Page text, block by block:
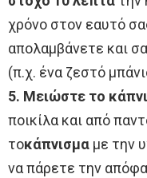
χρόνο στον εαυτό
απολαμβάνετε και
(π.χ. ένα ζεστό
5. Μειώστε το
ποικίλα και από
τοκάπνισμα με την
να πάρετε την